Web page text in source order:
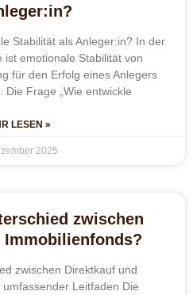
Stabilität als Anleger:in? In der
ist emotionale Stabilität von
für den Erfolg eines Anlegers
Die Frage „Wie entwickle
LESEN »
2025
zwischen
Immobilienfonds?
zwischen Direktkauf und
Leitfaden Die